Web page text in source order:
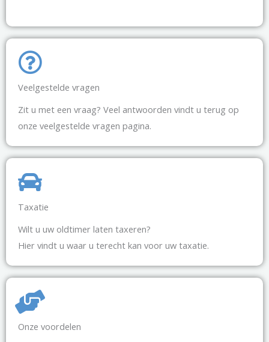
Veelgestelde vragen
Zit u met een vraag? Veel antwoorden vindt u terug op
onze veelgestelde vragen pagina.
Taxatie
Wilt u uw oldtimer laten taxeren?
Hier vindt u waar u terecht kan voor uw taxatie.
Onze voordelen